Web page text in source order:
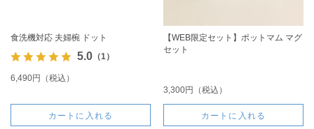
食洗機対応 夫婦椀 ドット
5.0（1）
6,490円（税込）
カートに入れる
【WEB限定セット】ポットマム マグ
セット
3,300円（税込）
カートに入れる